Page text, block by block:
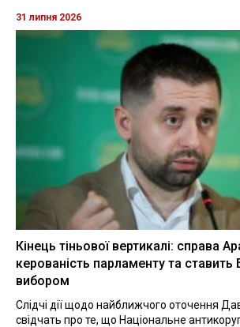
31 липня 2026
Кінець тіньової вертикалі: справа
керованість парламенту та
вибором
Слідчі дії щодо найближчого оточення
свідчать про те, що Національне